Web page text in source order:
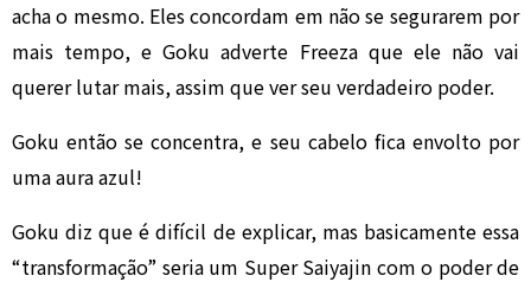
acha o mesmo. Eles concordam em não se segurarem por
mais tempo, e Goku adverte Freeza que ele não vai
querer lutar mais, assim que ver seu verdadeiro poder.
Goku então se concentra, e seu cabelo fica envolto por
uma aura azul!
Goku diz que é difícil de explicar, mas basicamente essa
“transformação” seria um Super Saiyajin com o poder de